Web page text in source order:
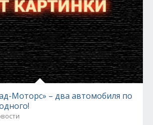
Моторс» – два автомобиля по